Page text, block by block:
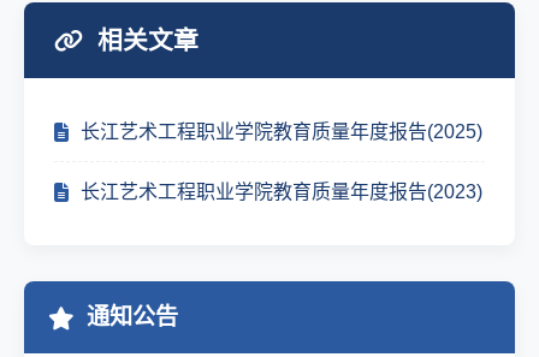
相关文章
长江艺术工程职业学院教育质量年度报告(2025)
长江艺术工程职业学院教育质量年度报告(2023)
通知公告